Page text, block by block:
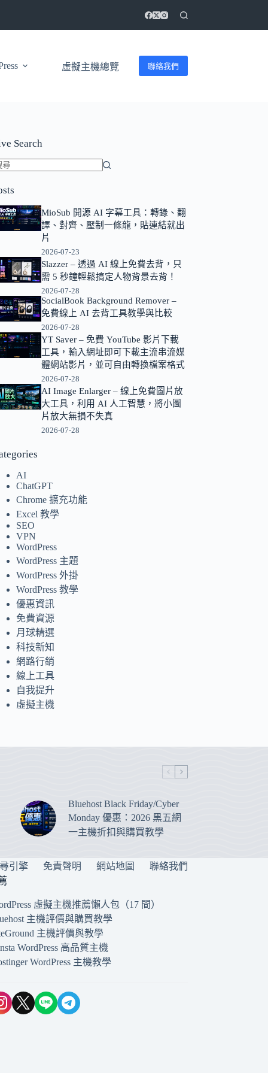
虛擬主機總覽 聯絡我們
Search
MioSub 開源 AI 字幕工具：轉錄、翻
譯、對齊、壓制一條龍，貼連結就出
片
2026-07-23
Slazzer – 透過 AI 線上免費去背，只
需 5 秒鐘輕鬆搞定人物背景去背！
2026-07-28
SocialBook Background Remover –
免費線上 AI 去背工具教學與比較
2026-07-28
YT Saver – 免費 YouTube 影片下載
工具，輸入網址即可下載主流串流媒
體網站影片，並可自由轉換檔案格式
2026-07-28
AI Image Enlarger – 線上免費圖片放
大工具，利用 AI 人工智慧，將小圖
片放大無損不失真
2026-07-28
AI
ChatGPT
Chrome 擴充功能
Excel 教學
SEO
VPN
WordPress
WordPress 主題
WordPress 外掛
WordPress 教學
優惠資訊
免費資源
月球精選
科技新知
網路行銷
線上工具
自我提升
虛擬主機
Bluehost Black Friday/Cyber
Monday 優惠：2026 黑五網
一主機折扣與購買教學
引擎 免責聲明 網站地圖 聯絡我們
虛擬主機推薦懶人包（17 間）
主機評價與購買教學
主機評價與教學
WordPress 高品質主機
WordPress 主機教學